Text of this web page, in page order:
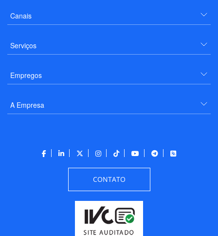
Canais
Serviços
Empregos
A Empresa
CONTATO